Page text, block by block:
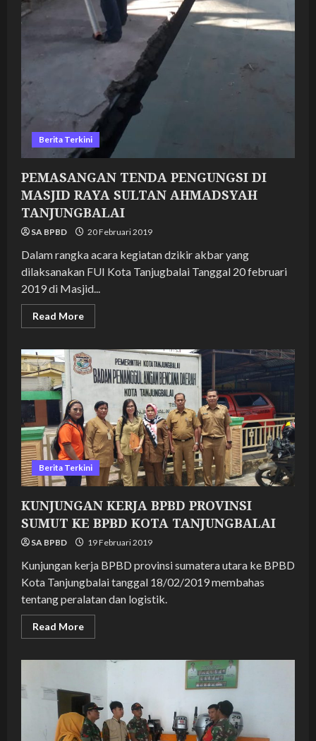
Berita Terkini
PEMASANGAN TENDA PENGUNGSI DI
MASJID RAYA SULTAN AHMADSYAH
TANJUNGBALAI
SA BPBD 20 Februari 2019
Dalam rangka acara kegiatan dzikir akbar yang
dilaksanakan FUI Kota Tanjugbalai Tanggal 20 februari
2019 di Masjid...
Read MoreRead
more
TENDA
PENGUNGSI
DI
MASJID
SULTAN
AHMADSYAH
TANJUNGBALAI
Berita Terkini
KUNJUNGAN KERJA BPBD PROVINSI
SUMUT KE BPBD KOTA TANJUNGBALAI
SA BPBD 19 Februari 2019
Kunjungan kerja BPBD provinsi sumatera utara ke BPBD
Kota Tanjungbalai tanggal 18/02/2019 membahas
tentang peralatan dan logistik.
Read MoreRead
more
KERJA
SUMUT
KE
BPBD
KOTA
TANJUNGBALAI